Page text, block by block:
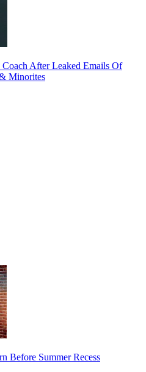
Coach After Leaked Emails Of
Minorites
Before Summer Recess